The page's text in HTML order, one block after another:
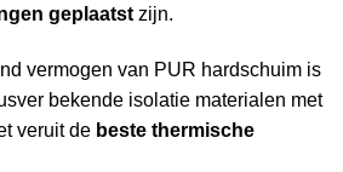
geplaatst zijn.
vermogen van PUR hardschuim is
bekende isolatie materialen met
veruit de beste thermische